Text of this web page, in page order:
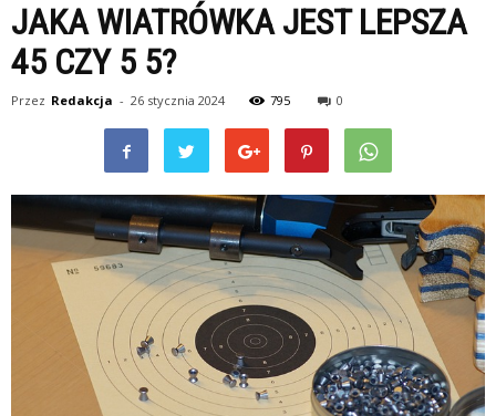
JAKA WIATRÓWKA JEST LEPSZA
45 CZY 5 5?
Przez Redakcja - 26 stycznia 2024 795 0